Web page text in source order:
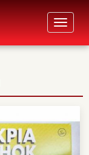
Toggle